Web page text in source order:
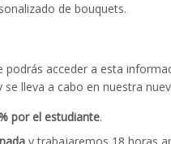
de bouquets.
podrás acceder a esta
se lleva a cabo en nuestra
por el estudiante.